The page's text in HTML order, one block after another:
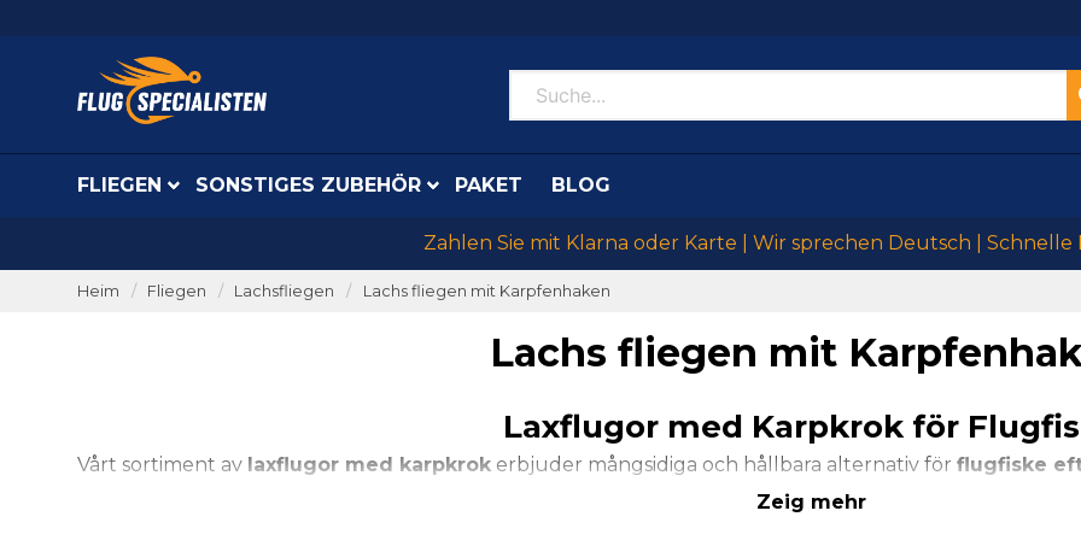
FLIEGEN SONSTIGES ZUBEHÖR PAKET BLOG
Zahlen Sie mit Klarna oder Karte | Wir sprechen Deutsch |
Heim Fliegen Lachsfliegen Lachs fliegen mit Karpfenhaken
Lachs fliegen mit
Laxflugor med Karpkrok för
Vårt sortiment av laxflugor med karpkrok erbjuder mångsidiga och hållbara alternativ för flugfiske
av högsta kvalitet, vilket säkerställer att de är både starka och pålitliga. Våra
Zeig mehr